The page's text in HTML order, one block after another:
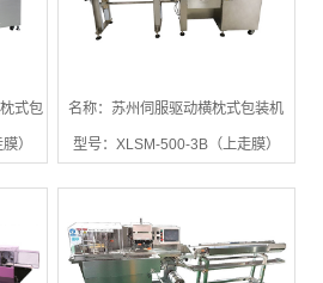
式包
）
名称：苏州伺服驱动横枕式包装机
型号：XLSM-500-3B（上走膜）